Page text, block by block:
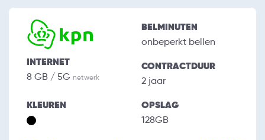
INTERNET
8 GB / 5G netwerk
BELMINUTEN
onbeperkt bellen
CONTRACTDUUR
2 jaar
KLEUREN OPSLAG
128GB